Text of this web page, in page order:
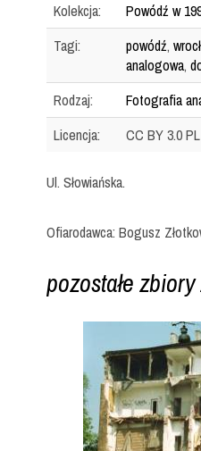
Kolekcja:
Powódź w
Tagi:
powódź,
analogowa,
Rodzaj:
Fotografia
Licencja:
CC BY 3.0 PL
Ul. Słowiańska.
Ofiarodawca: Bogusz
pozostałe